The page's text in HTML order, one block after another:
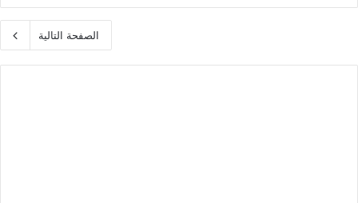
الصفحة التالية